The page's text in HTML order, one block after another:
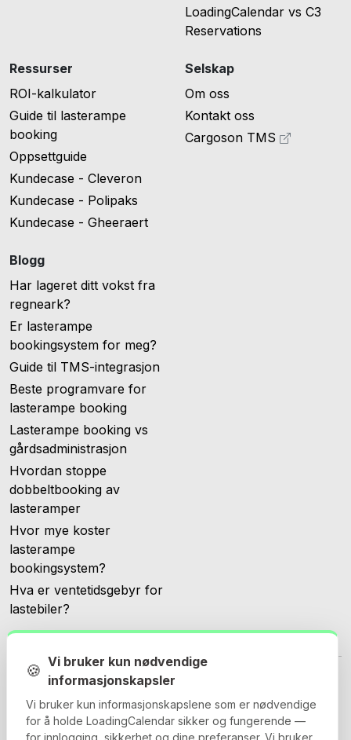
LoadingCalendar vs C3
Reservations
Ressurser
ROI-kalkulator
Guide til lasterampe
booking
Oppsettguide
Kundecase - Cleveron
Kundecase - Polipaks
Kundecase - Gheeraert
Blogg
Har lageret ditt vokst fra
regneark?
Er lasterampe
bookingsystem for meg?
Guide til TMS-integrasjon
Beste programvare for
lasterampe booking
Lasterampe booking vs
gårdsadministrasjon
Hvordan stoppe
dobbeltbooking av
lasteramper
Hvor mye koster
lasterampe
bookingsystem?
Hva er ventetidsgebyr for
lastebiler?
Selskap
Om oss
Kontakt oss
Cargoson TMS
© 2026 Loadingcalendar.com. Alle rettigheter forbeholdt.
🍪 Vi bruker kun nødvendige
informasjonskapsler
Vi bruker kun informasjonskapslene som er nødvendige
for å holde LoadingCalendar sikker og fungerende —
for innlogging, sikkerhet og dine preferanser. Vi bruker